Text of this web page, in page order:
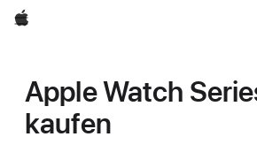
Apple
Apple Watch
kaufen